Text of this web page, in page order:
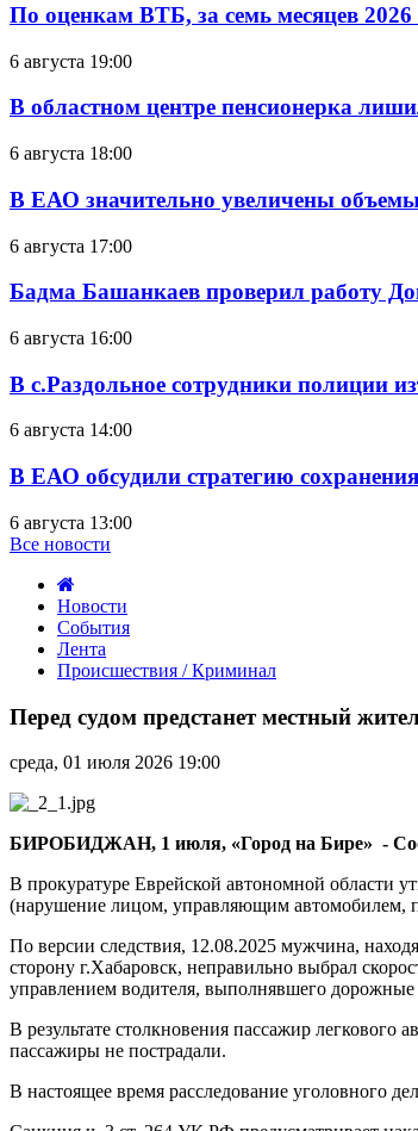
По оценкам ВТБ, за семь месяцев
6 августа 19:00
В областном центре пенсионерка
6 августа 18:00
В ЕАО значительно увеличены
6 августа 17:00
Бадма Башанкаев проверил работу
6 августа 16:00
В с.Раздольное сотрудники полиции
6 августа 14:00
В ЕАО обсудили стратегию
6 августа 13:00
Все новости
Новости
События
Лента
Происшествия / Криминал
судом
предстанет
местный
житель
по
обвинению
в
ДТП,
в
погиб
ребенок
Перед судом предстанет местный
среда, 01 июля 2026 19:00
БИРОБИДЖАН, 1 июля, «Город на Бире» -
В прокуратуре Еврейской автономной области
(нарушение лицом, управляющим автомобилем,
По версии следствия, 12.08.2025 мужчина,
сторону г.Хабаровск, неправильно выбрал
управлением водителя, выполнявшего дорожные
В результате столкновения пассажир
пассажиры не пострадали.
В настоящее время расследование уголовного